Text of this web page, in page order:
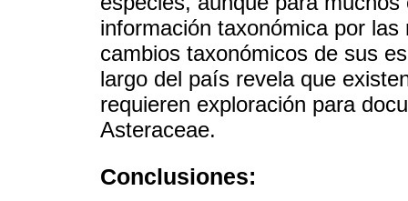
información taxonómica por
cambios taxonómicos de sus
largo del país revela que
requieren exploración para
Asteraceae.
Conclusiones: